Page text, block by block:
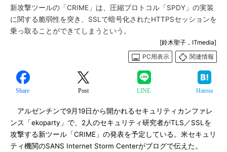
新攻撃ツールの「CRIME」は、圧縮プロトコル「SPDY」の実装
に関する脆弱性を突き、SSLで暗号化されたHTTPSセッションを
乗っ取ることができてしまうという。
[鈴木聖子，ITmedia]
PC用表示
関連情報
Share Post LINE Hatena
アルゼンチンで9月19日から開かれるセキュリティカンファレ
ンス「ekoparty」で、2人のセキュリティ研究者がTLS／SSLを
攻撃する新ツール「CRIME」の発表を予定している。米セキュリ
ティ機関のSANS Internet Storm Centerがブログで伝えた。